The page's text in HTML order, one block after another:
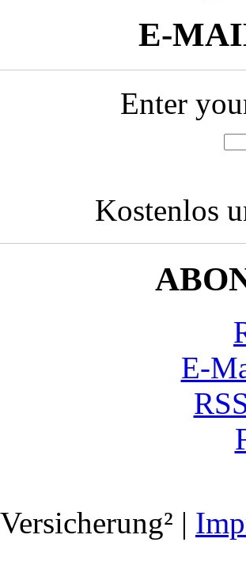
E-
Enter
Kostenlos
E-
|